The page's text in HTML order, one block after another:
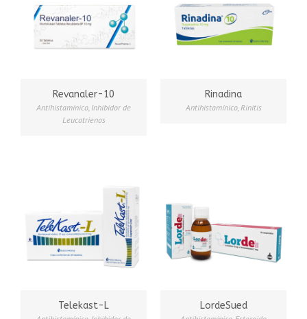
Revanaler-10
Antihistamínico, Inhibidor de
Leucotrienos
Rinadina
Antihistamínico,Rinitis
Telekast-L LordeSued